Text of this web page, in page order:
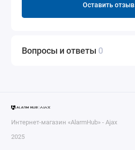
Оставить отзыв
Вопросы и ответы 0
Интернет-магазин «AlarmHub» - Ajax
2025